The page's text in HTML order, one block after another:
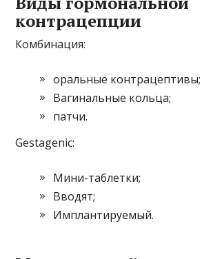
контрацепции
Комбинация:
оральные контрацептивы;
Вагинальные кольца;
патчи.
Gestagenic:
Мини-таблетки;
Вводят;
Имплантируемый.